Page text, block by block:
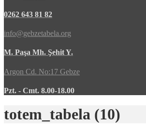
0262 643 81 82
info@gebzetabela.org
M. Paşa Mh. Şehit Y.
Argon Cd. No:17 Gebze
Pzt. - Cmt. 8.00-18.00
totem_tabela (10)